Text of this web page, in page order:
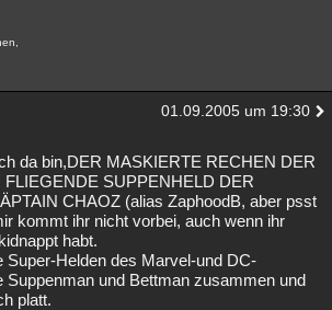
01.09.2005 um 19:30
da bin,DER MASKIERTE RECHEN DER
SUPPENHELD DER
CHAOZ (alias ZaphoodB, aber psst
kommt ihr nicht vorbei, auch wenn ihr
habt.
Super-Helden des Marvel-und DC-
Suppenman und Bettman zusammen und
platt.